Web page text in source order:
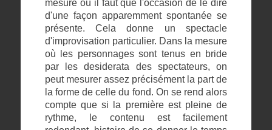
mesure où il faut que l'occasion de le dire
d'une façon apparemment spontanée se
présente. Cela donne un spectacle
d'improvisation particulier. Dans la mesure
où les personnages sont tenus en bride
par les desiderata des spectateurs, on
peut mesurer assez précisément la part de
la forme de celle du fond. On se rend alors
compte que si la première est pleine de
rythme, le contenu est facilement